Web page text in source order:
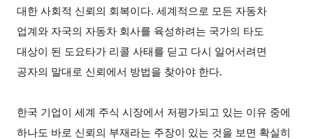
대한 사회적 신뢰의 회복이다. 세계적으로 모든 자동차
업계와 자국의 자동차 회사를 육성하려는 국가의 타도
대상이 된 도요타가 리콜 사태를 딛고 다시 일어서려면
공자의 말대로 신뢰에서 방법을 찾아야 한다.
한국 기업이 세계 주식 시장에서 저평가되고 있는 이유 중에
하나도 바로 신뢰의 부재라는 주장이 있는 것을 보면 확실히